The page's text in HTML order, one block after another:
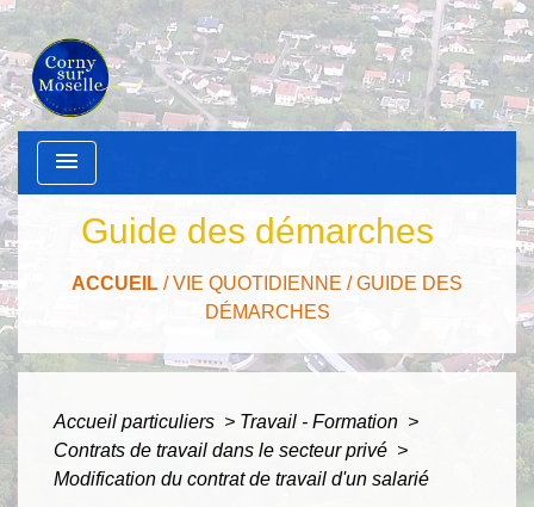
menu
Guide des démarches
ACCUEIL /VIE QUOTIDIENNE /GUIDE DES
DÉMARCHES
Accueil particuliers > Travail - Formation >
Contrats de travail dans le secteur privé >
Modification du contrat de travail d'un salarié